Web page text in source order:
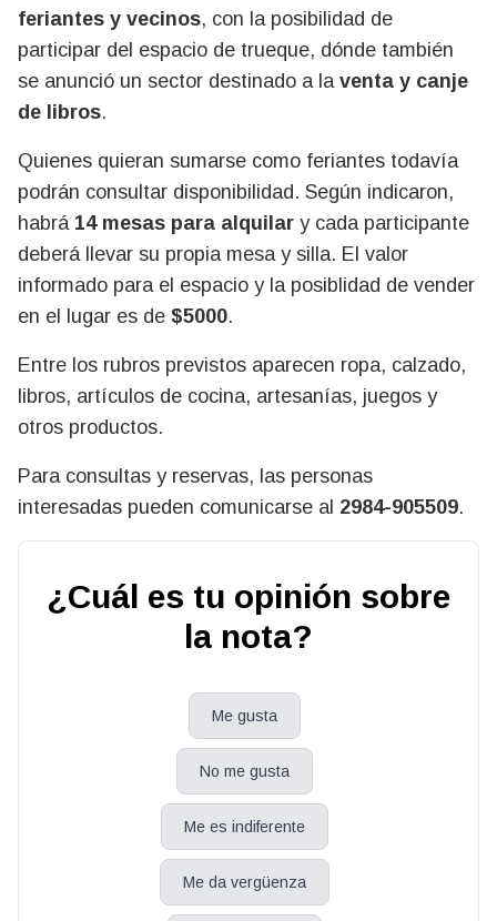
feriantes y vecinos, con la posibilidad de
participar del espacio de trueque, dónde también
se anunció un sector destinado a la venta y canje
de libros.
Quienes quieran sumarse como feriantes todavía
podrán consultar disponibilidad. Según indicaron,
habrá 14 mesas para alquilar y cada participante
deberá llevar su propia mesa y silla. El valor
informado para el espacio y la posiblidad de vender
en el lugar es de $5000.
Entre los rubros previstos aparecen ropa, calzado,
libros, artículos de cocina, artesanías, juegos y
otros productos.
Para consultas y reservas, las personas
interesadas pueden comunicarse al 2984-905509.
¿Cuál es tu opinión sobre
la nota?
Me gusta
No me gusta
Me es indiferente
Me da vergüenza